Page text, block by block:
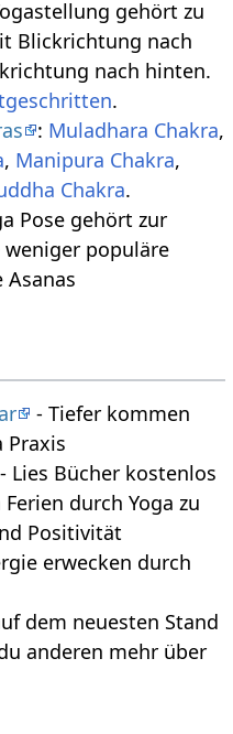
gehört zu
Blickrichtung nach
nach hinten.
.
: Muladhara Chakra,
, Manipura Chakra,
Chakra.
Pose gehört zur
weniger populäre
Asanas
- Tiefer kommen
Praxis
- Lies Bücher kostenlos
durch Yoga zu
Positivität
erwecken durch
dem neuesten Stand
anderen mehr über